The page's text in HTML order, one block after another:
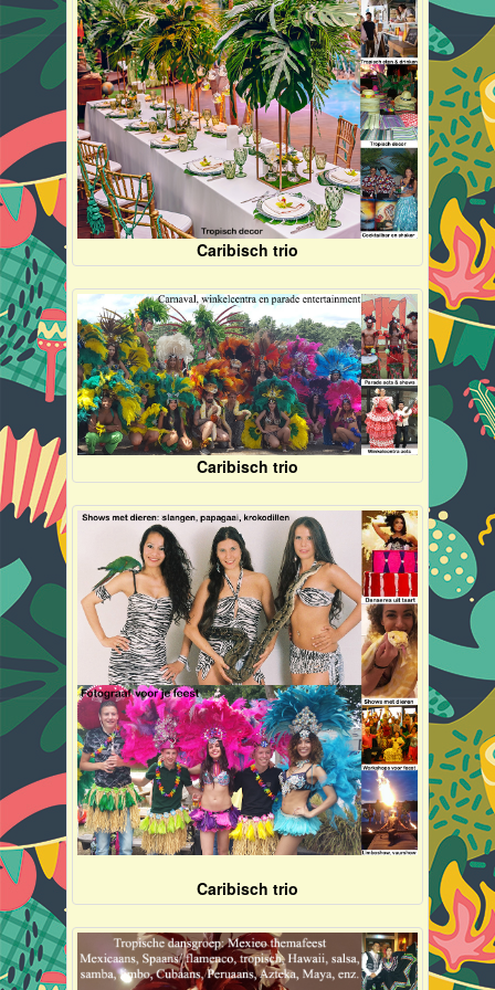
Caribisch trio
Caribisch trio
Caribisch trio